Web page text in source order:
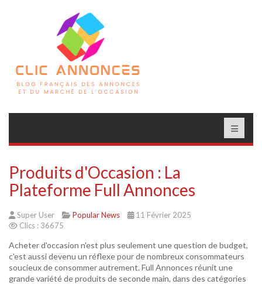
Produits d'Occasion : La
Plateforme Full Annonces
Super User Popular News
11 Février 2025
Clics : 36675
Acheter d'occasion n'est plus seulement une question de budget,
c'est aussi devenu un réflexe pour de nombreux consommateurs
soucieux de consommer autrement. Full Annonces réunit une
grande variété de produits de seconde main, dans des catégories